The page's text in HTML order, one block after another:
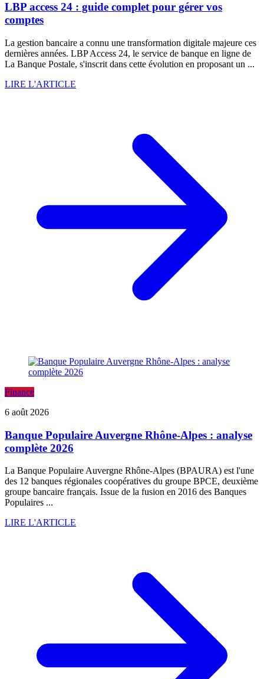
LBP access 24 : guide complet pour gérer vos
comptes
La gestion bancaire a connu une transformation digitale majeure ces
dernières années. LBP Access 24, le service de banque en ligne de
La Banque Postale, s'inscrit dans cette évolution en proposant un ...
LIRE L'ARTICLE
Finance
6 août 2026
Banque Populaire Auvergne Rhône-Alpes : analyse
complète 2026
La Banque Populaire Auvergne Rhône-Alpes (BPAURA) est l'une
des 12 banques régionales coopératives du groupe BPCE, deuxième
groupe bancaire français. Issue de la fusion en 2016 des Banques
Populaires ...
LIRE L'ARTICLE